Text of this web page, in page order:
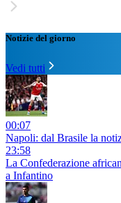
Notizie del giorno
Vedi tutti
00:07
Napoli: dal Brasile la
23:58
La Confederazione
a Infantino